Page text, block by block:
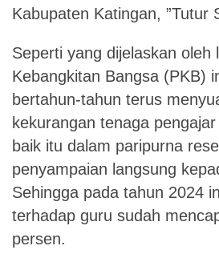
Kabupaten Katingan, ”Tutur
Seperti yang dijelaskan oleh
Kebangkitan Bangsa (PKB)
bertahun-tahun terus
kekurangan tenaga pengajar
baik itu dalam paripurna
penyampaian langsung
Sehingga pada tahun 2024
terhadap guru sudah
persen.